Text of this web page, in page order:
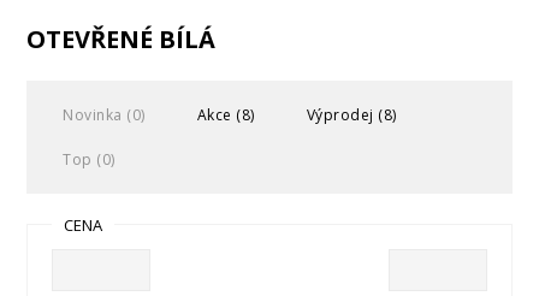
OTEVŘENÉ BÍLÁ
Novinka (0) Akce (8) Výprodej (8)
Top (0)
CENA